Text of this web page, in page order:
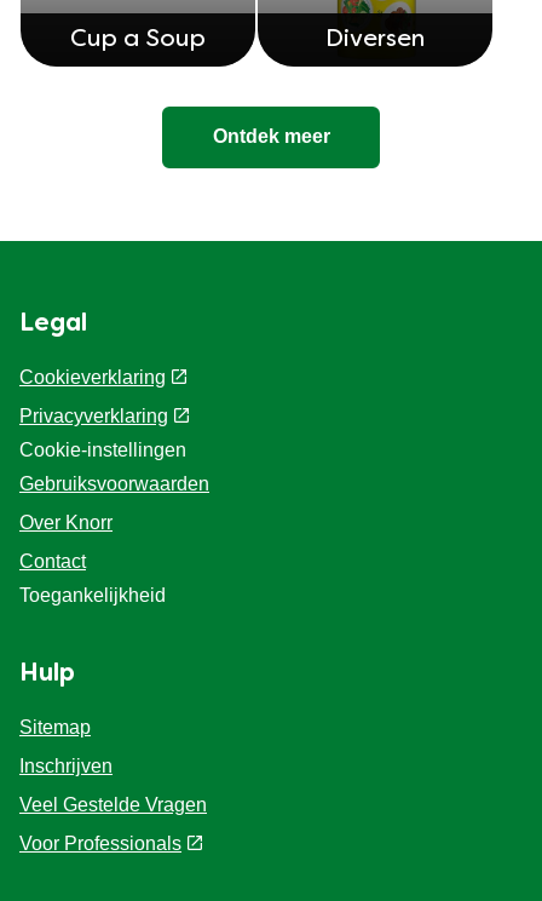
Cup a Soup Diversen
Ontdek meer
Legal
Cookieverklaring
Privacyverklaring
Cookie-instellingen
Gebruiksvoorwaarden
Over Knorr
Contact
Toegankelijkheid
Hulp
Sitemap
Inschrijven
Veel Gestelde Vragen
Voor Professionals